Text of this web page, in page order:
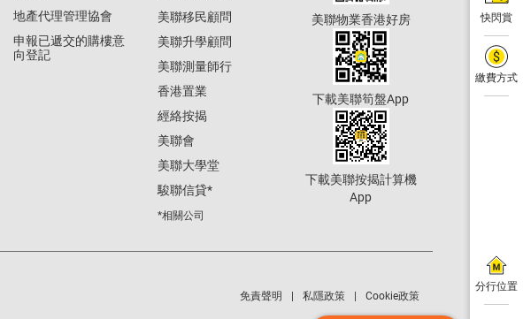
快閃賞
繳費方式
分行位置
地產代理管理協會
申報已遞交的購樓意
向登記
美聯移民顧問
美聯升學顧問
美聯測量師行
香港置業
經絡按揭
美聯會
美聯大學堂
駿聯信貸*
*相關公司
美聯物業香港好房
下載美聯筍盤App
下載美聯按揭計算機
App
免責聲明 私隱政策 Cookie政策